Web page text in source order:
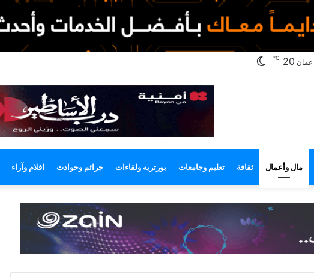
الوضع
عمان 20
℃
مال وأعمال ثقافة تعليم وجامعات بورتريه ولقاءات جرائم وحوادث اقلام وآراء